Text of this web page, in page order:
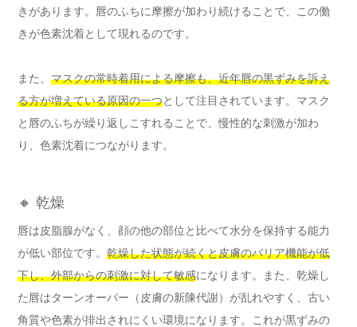
きがあります。唇のふちに摩擦が加わり続けることで、この働
きが色素沈着として現れるのです。
また、 マスクの常時着用による摩擦も、近年唇の黒ずみを訴え
る方が増えている原因の一つとして注目されています。マスク
と唇のふちが繰り返しこすれることで、慢性的な刺激が加わ
り、色素沈着につながります。
🔸 乾燥
唇は皮脂腺がなく、顔の他の部位と比べて水分を保持する能力
が低い部位です。 乾燥した状態が続くと皮膚のバリア機能が低
下し、外部からの刺激に対して敏感になります。また、乾燥し
た唇はターンオーバー（皮膚の新陳代謝）が乱れやすく、古い
角質や色素が排出されにくい環境になります。これが黒ずみの